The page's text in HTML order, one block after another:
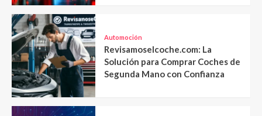
Automoción
Revisamoselcoche.com: La
Solución para Comprar Coches de
Segunda Mano con Confianza